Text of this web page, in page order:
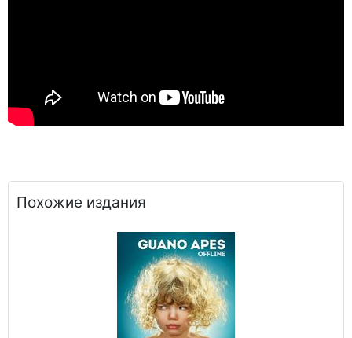
Похожие издания